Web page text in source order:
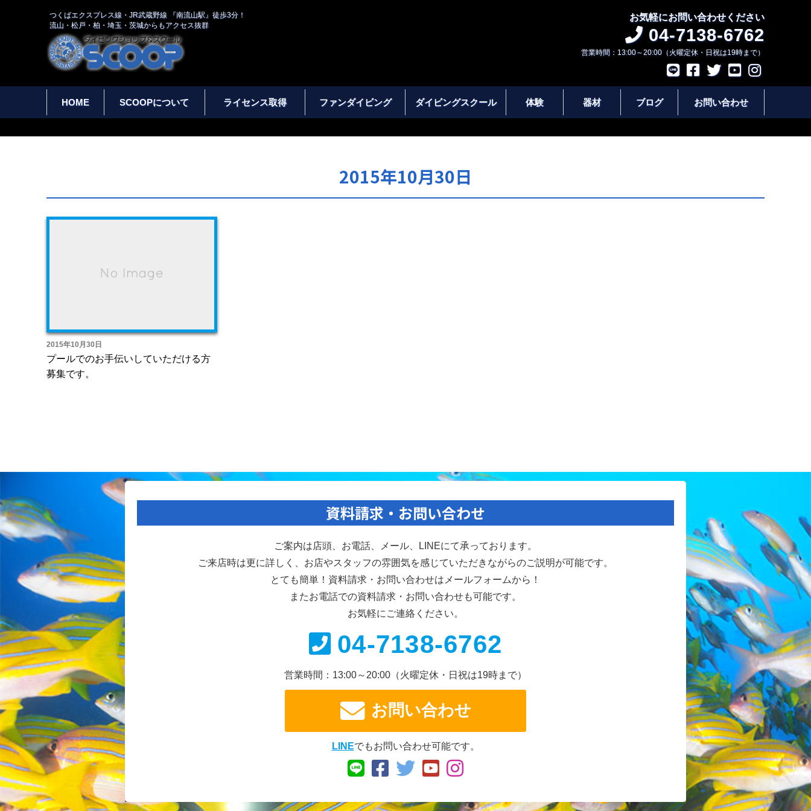
つくばエクスプレス線・JR武蔵野線 『南流山駅』徒歩3分！
流山・松戸・柏・埼玉・茨城からもアクセス抜群
お気軽にお問い合わせください
04-7138-6762
営業時間：13:00～20:00（火曜定休・日祝は19時まで）
HOME SCOOPについて ライセンス取得 ファンダイビング ダイビングスクール 体験 器材 ブログ お問い合わせ
2015年10月30日
2015年10月30日
プールでのお手伝いしていただける方
募集です。
資料請求・お問い合わせ
ご案内は店頭、お電話、メール、
LINEにて承っております。
ご来店時は更に詳しく、お店やスタッフの雰囲気を感じていただきながらのご説明が可能です。
とても簡単！資料請求・お問い合わせは メールフォームから！
またお電話での資料請求・ お問い合わせも可能です。
お気軽にご連絡ください。
04-7138-6762
営業時間：13:00～20:00 （火曜定休・日祝は19時まで）
お問い合わせ
LINEでもお問い合わせ可能です。